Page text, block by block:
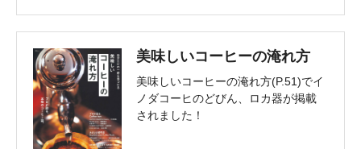
美味しいコーヒーの淹れ方
美味しいコーヒーの淹れ方(P.51)でイ
ノダコーヒのどびん、ロカ器が掲載
されました！